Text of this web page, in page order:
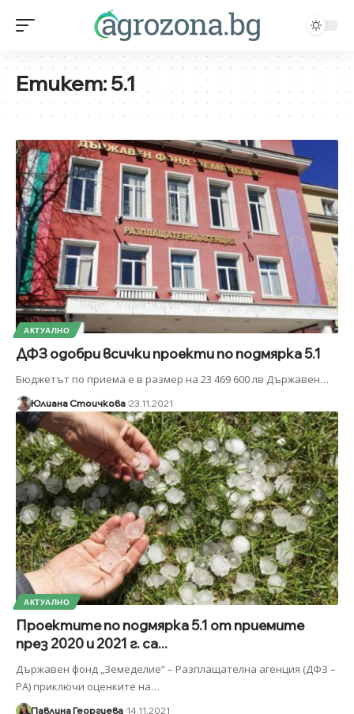
Етикет:5.1
АКТУАЛНО
ДФЗ одобри всички проекти по подмярка 5.1
Бюджетът по приема е в размер на 23 469 600 лв Държавен…
Юлиана Стоичкова 23.11.2021
АКТУАЛНО
Проектите по подмярка 5.1 от приемите
през 2020 и 2021 г. са...
Държавен фонд „Земеделие“ – Разплащателна агенция (ДФЗ –
РА) приключи оценките на…
Павлина Георгиева 14.11.2021